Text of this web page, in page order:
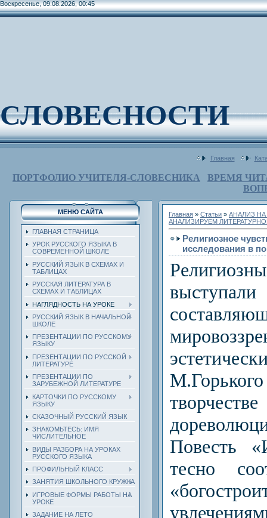
Воскресенье, 09.08.2026, 00:45
СЛОВЕСНОСТИ
Главная
ПОРТФОЛИО УЧИТЕЛЯ-СЛОВЕСНИКА
ВРЕМЯ
МЕНЮ САЙТА
ГЛАВНАЯ СТРАНИЦА
УРОК РУССКОГО ЯЗЫКА В
СОВРЕМЕННОЙ ШКОЛЕ
РУССКИЙ ЯЗЫК В СХЕМАХ И
ТАБЛИЦАХ
РУССКАЯ ЛИТЕРАТУРА В
СХЕМАХ И ТАБЛИЦАХ
НАГЛЯДНОСТЬ НА УРОКЕ
РУССКИЙ ЯЗЫК В НАЧАЛЬНОЙ
ШКОЛЕ
ПРЕЗЕНТАЦИИ ПО РУССКОМУ
ЯЗЫКУ
ПРЕЗЕНТАЦИИ ПО РУССКОЙ
ЛИТЕРАТУРЕ
ПРЕЗЕНТАЦИИ ПО
ЗАРУБЕЖНОЙ ЛИТЕРАТУРЕ
КАРТОЧКИ ПО РУССКОМУ
ЯЗЫКУ
СКАЗОЧНЫЙ РУССКИЙ ЯЗЫК
ЗНАКОМЬТЕСЬ: ИМЯ
ЧИСЛИТЕЛЬНОЕ
ВИДЫ РАЗБОРА НА УРОКАХ
РУССКОГО ЯЗЫКА
ПРОФИЛЬНЫЙ КЛАСС
ЗАНЯТИЯ ШКОЛЬНОГО КРУЖКА
ИГРОВЫЕ ФОРМЫ РАБОТЫ НА
УРОКЕ
ЗАДАНИЕ НА ЛЕТО
Главная » Статьи » АНАЛИЗ НА
АНАЛИЗИРУЕМ
Религиозное
исследования в
творчестве
Повесть
тесно